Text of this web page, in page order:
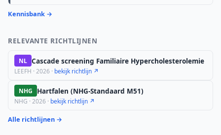
Kennisbank →
RELEVANTE RICHTLIJNEN
NL Cascade screening Familiaire Hypercholesterolemie
LEEFH · 2026 · bekijk richtlijn ↗
NHG Hartfalen (NHG-Standaard M51)
NHG · 2026 · bekijk richtlijn ↗
Alle richtlijnen →